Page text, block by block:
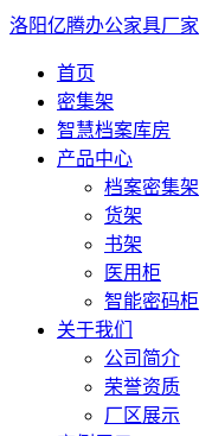
洛阳亿腾办公家具厂家
首页
密集架
智慧档案库房
产品中心
档案密集架
货架
书架
医用柜
智能密码柜
关于我们
公司简介
荣誉资质
厂区展示